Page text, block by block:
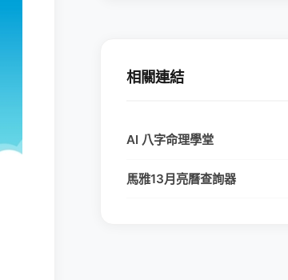
相關連結
AI 八字命理學堂
馬雅13月亮曆查詢器